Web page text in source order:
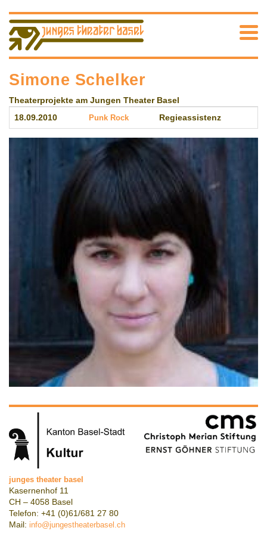
Simone Schelker
Theaterprojekte am Jungen Theater Basel
18.09.2010 Punk Rock Regieassistenz
junges theater basel
Kasernenhof 11
CH – 4058 Basel
Telefon: +41 (0)61/681 27 80
Mail: info@jungestheaterbasel.ch